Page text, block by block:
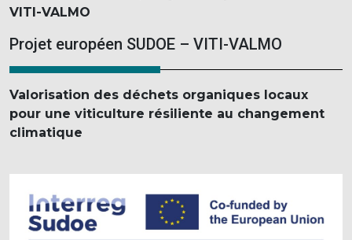
VITI-VALMO
Projet européen SUDOE – VITI-VALMO
Valorisation des déchets organiques locaux
pour une viticulture résiliente au changement
climatique